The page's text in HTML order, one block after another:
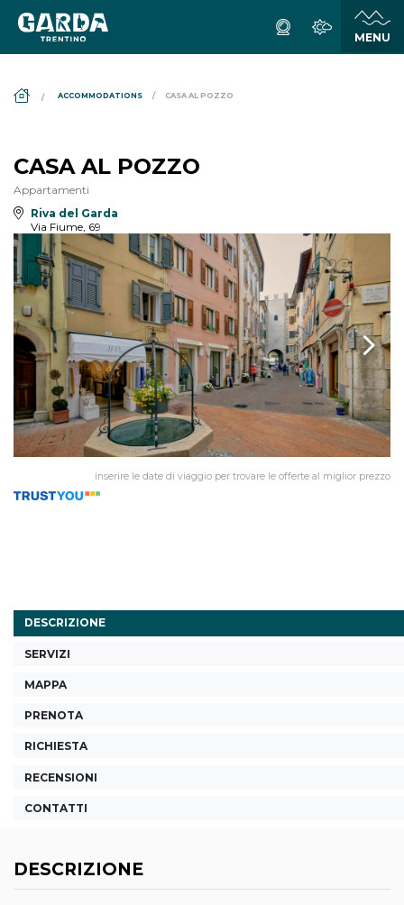
ACCOMMODATIONS CASA AL POZZO
CASA AL POZZO
Appartamenti
Riva del Garda
Via Fiume, 69
inserire le date di viaggio per trovare le offerte al miglior prezzo
DESCRIZIONE
SERVIZI
MAPPA
PRENOTA
RICHIESTA
RECENSIONI
CONTATTI
DESCRIZIONE